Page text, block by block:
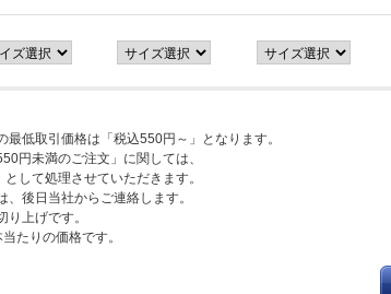
最低取引価格は「税込550円～」となります。
円未満のご注文」に関しては、
として処理させていただきます。
、後日当社からご連絡します。
り上げです。
たりの価格です。